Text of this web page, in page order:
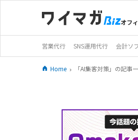
オフ
営業代行 SNS運用代行 会計ソ
Home 「AI集客対策」の記事